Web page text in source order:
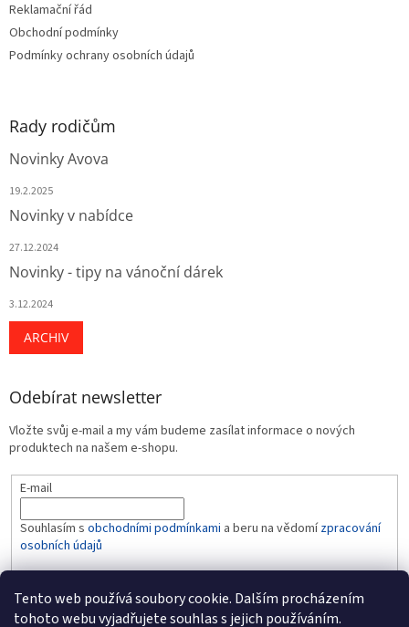
Tento web používá soubory cookie. Dalším procházením
tohoto webu vyjadřujete souhlas s jejich používáním.
Reklamační řád
Obchodní podmínky
Podmínky ochrany osobních údajů
Rady rodičům
Novinky Avova
19.2.2025
Novinky v nabídce
27.12.2024
Novinky - tipy na vánoční dárek
3.12.2024
ARCHIV
Odebírat newsletter
Vložte svůj e-mail a my vám budeme zasílat informace o nových
produktech na našem e-shopu.
E-mail
Souhlasím s obchodními podmínkami a beru na vědomízpracování
osobních údajů
PŘIHLÁSIT SE